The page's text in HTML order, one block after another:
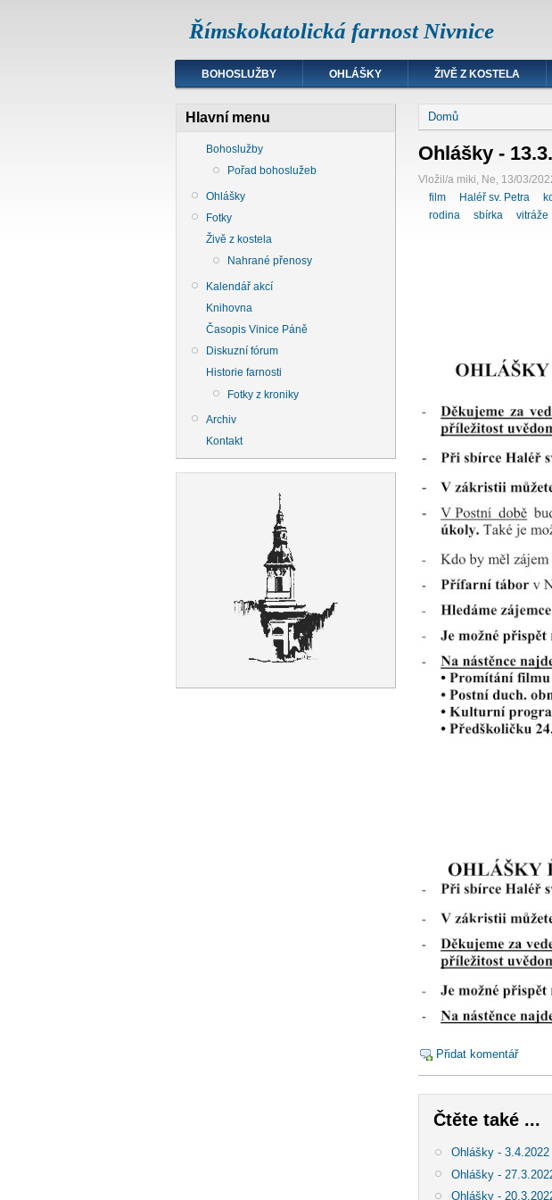
Římskokatolická farnost Nivnice
BOHOSLUŽBY OHLÁŠKY ŽIVĚ Z KOSTELA
Hlavní menu
Bohoslužby
Pořad bohoslužeb
Ohlášky
Fotky
Živě z kostela
Nahrané přenosy
Kalendář akcí
Knihovna
Časopis Vinice Páně
Diskuzní fórum
Historie farnosti
Fotky z kroniky
Archiv
Kontakt
Domů
Ohlášky -
Vložil/a miki, Ne, 13/03/
film
Haléř sv. Petra
rodina
sbírka vitráže
Přidat komentář
Čtěte také ...
Ohlášky -
Ohlášky -
Ohlášky -